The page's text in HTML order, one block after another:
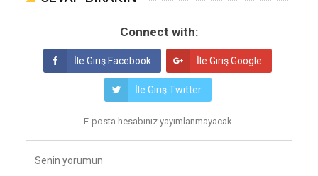
Connect with:
İle Giriş Facebook İle Giriş Google
İle Giriş Twitter
E-posta hesabınız yayımlanmayacak.